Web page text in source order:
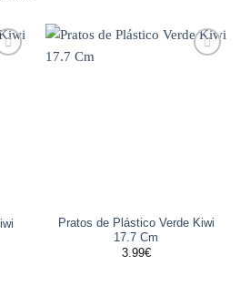
Pratos de Plástico Verde Kiwi
17.7 Cm
3.99€